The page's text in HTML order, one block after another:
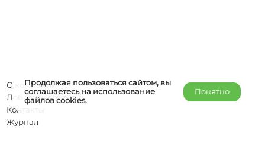
Продолжая пользоваться сайтом, вы
соглашаетесь на использование
файловcookies.
Понятно
О компании
Добавить объект
Контакты
Журнал